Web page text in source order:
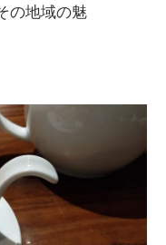
の地域の魅